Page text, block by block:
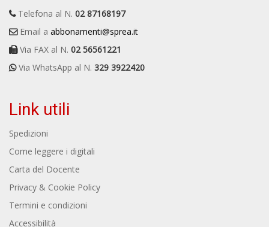
Telefona al N. 02 87168197
Email a abbonamenti@sprea.it
Via FAX al N. 02 56561221
Via WhatsApp al N. 329 3922420
Link utili
Spedizioni
Come leggere i digitali
Carta del Docente
Privacy & Cookie Policy
Termini e condizioni
Accessibilità